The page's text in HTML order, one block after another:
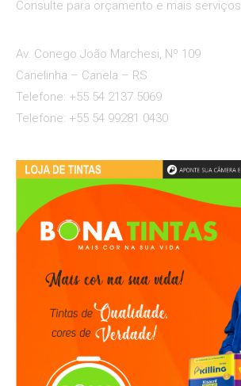
Consulte para orçamento e mais serviços.
Av. Conego João Marchesi, Nº 109
Canelinha – Canela – RS
Telefone: +55 54 2137 5069
Telefone: +55 54 99281 0430